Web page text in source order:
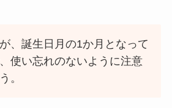
、誕生日月の1か月となって
使い忘れのないように注意
。